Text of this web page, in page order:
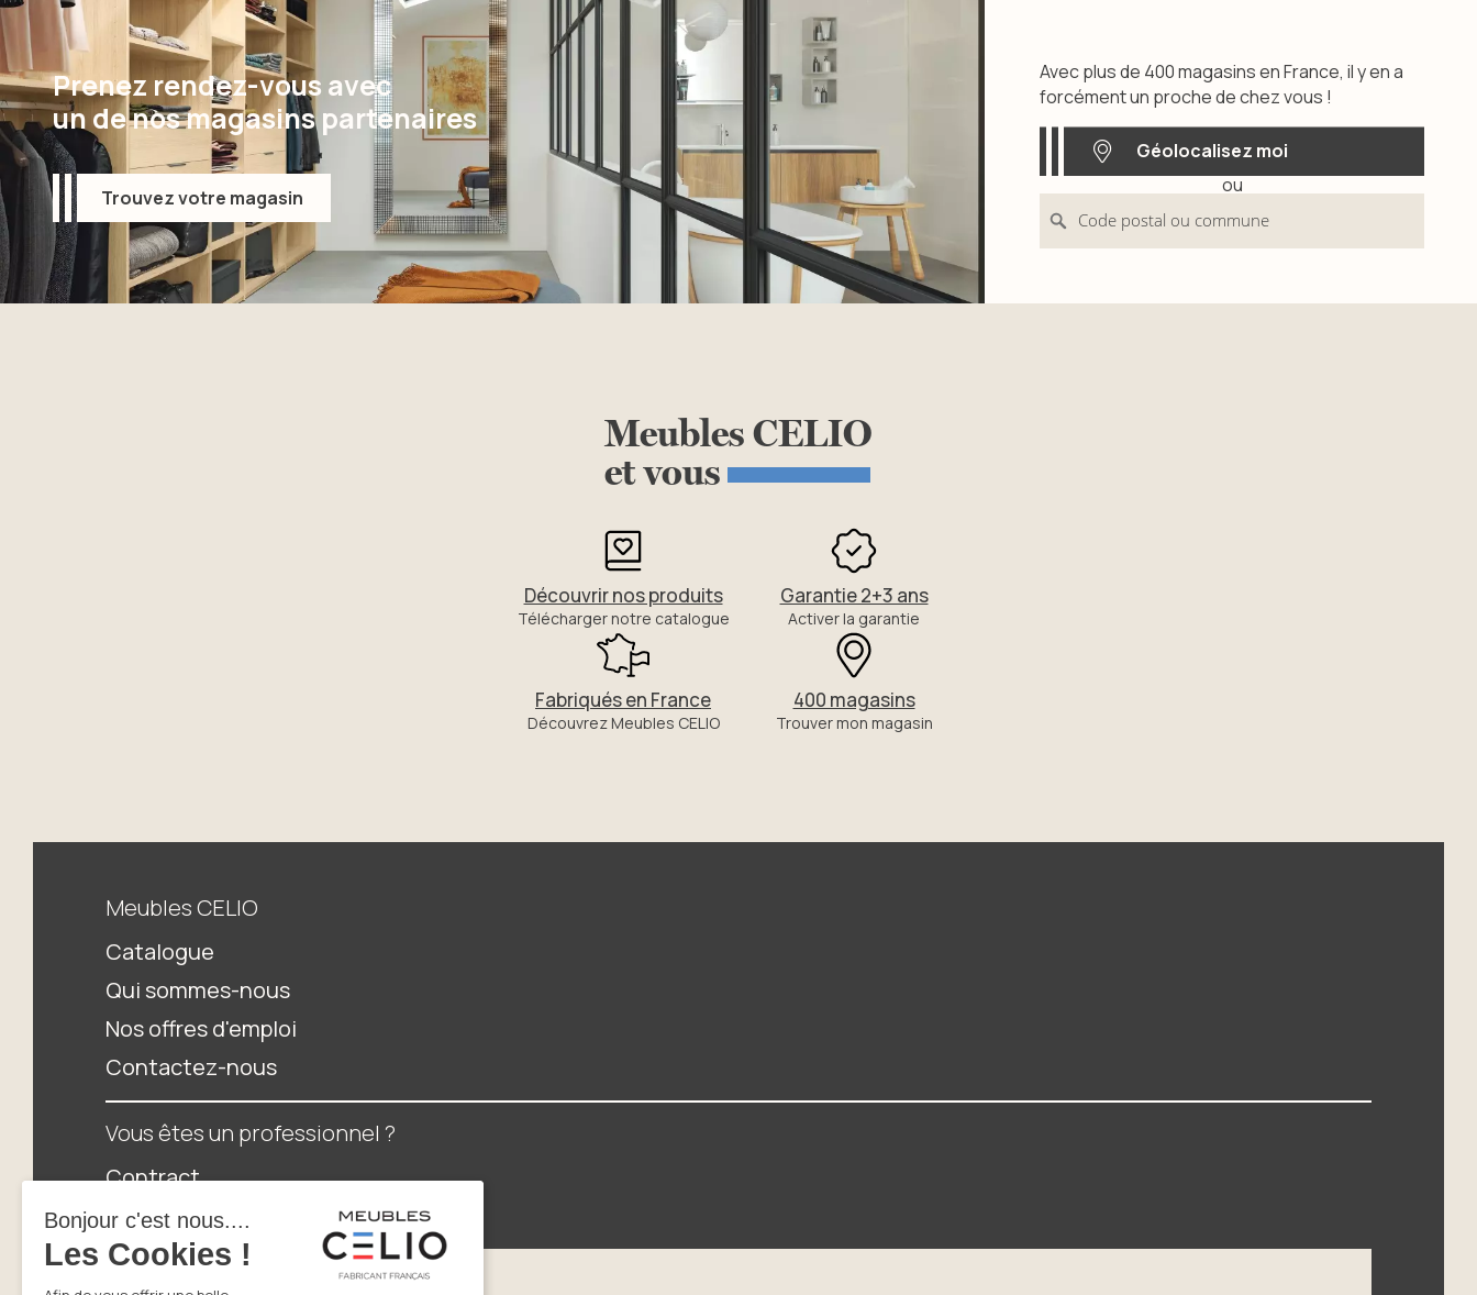
Prenez rendez-vous avec
un de nos magasins partenaires
Trouvez votre magasin
Trouvez votre magasin
Avec plus de 400 magasins en France, il y en a
forcément un proche de chez vous !
Géolocalisez moi
Géolocalisez moi
ou
Code postal ou commune
MeublesCELIO
etvous
Découvrir nos produits
Télécharger notre catalogue
Garantie 2+3 ans
Activer la garantie
Fabriqués en France
Découvrez Meubles CELIO
400 magasins
Trouver mon magasin
Meubles CELIO
Catalogue
Qui sommes-nous
Nos offres d'emploi
Contactez-nous
Vous êtes un professionnel ?
Contract
Espace distributeurs